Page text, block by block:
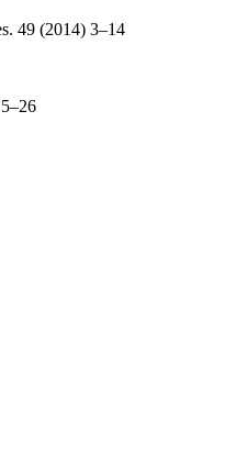
49 (2014) 3–14